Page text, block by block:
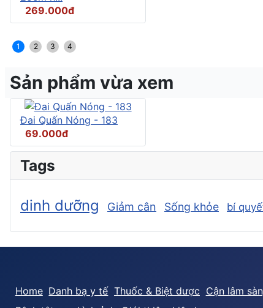
269.000đ
1 2 3 4
Sản phẩm vừa xem
Đai Quấn Nóng - 183
69.000đ
Tags
dinh dưỡng Giảm cân Sống khỏe bí
Home Danh bạ y tế Thuốc & Biệt dược Cận lâm